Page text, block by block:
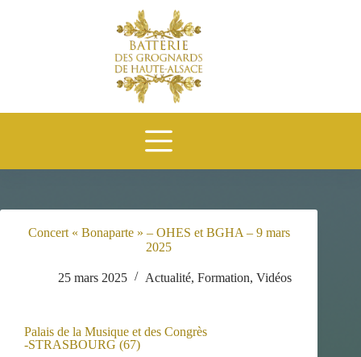
Concert « Bonaparte » – OHES et BGHA – 9 mars
2025
25 mars 2025 Actualité,Formation,Vidéos
Palais de la Musique et des Congrès
-STRASBOURG (67)